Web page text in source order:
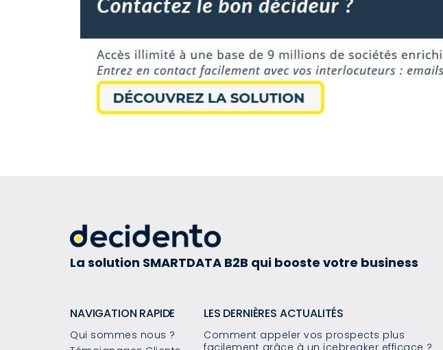
La solution SMARTDATA B2B qui booste votre business
NAVIGATION RAPIDE
Qui sommes nous ?
LES DERNIÈRES ACTUALITÉS
Comment appeler vos prospects plus